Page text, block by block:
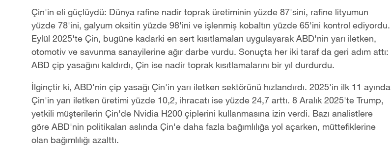
Çin'in eli güçlüydü: Dünya rafine nadir toprak üretiminin yüzde 87'sini, rafine lityumun
yüzde 78'ini, galyum oksitin yüzde 98'ini ve işlenmiş kobaltın yüzde 65'ini kontrol ediyordu.
Eylül 2025'te Çin, bugüne kadarki en sert kısıtlamaları uygulayarak ABD'nin yarı iletken,
otomotiv ve savunma sanayilerine ağır darbe vurdu. Sonuçta her iki taraf da geri adım attı:
ABD çip yasağını kaldırdı, Çin ise nadir toprak kısıtlamalarını bir yıl durdurdu.
İlginçtir ki, ABD'nin çip yasağı Çin'in yarı iletken sektörünü hızlandırdı. 2025'in ilk 11 ayında
Çin'in yarı iletken üretimi yüzde 10,2, ihracatı ise yüzde 24,7 arttı. 8 Aralık 2025'te Trump,
yetkili müşterilerin Çin'de Nvidia H200 çiplerini kullanmasına izin verdi. Bazı analistlere
göre ABD'nin politikaları aslında Çin'e daha fazla bağımlılığa yol açarken, müttefiklerine
olan bağımlılığı azalttı.